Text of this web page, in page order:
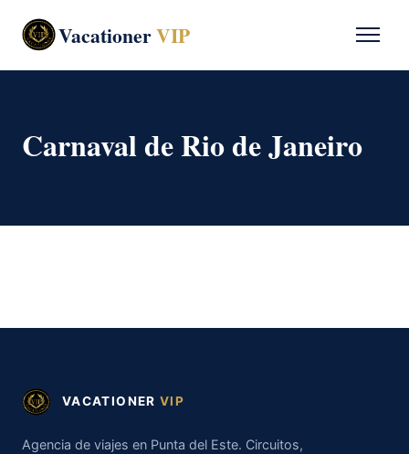
VacationerVIP
Carnaval de Rio de Janeiro
VACATIONER VIP
Agencia de viajes en Punta del Este. Circuitos,